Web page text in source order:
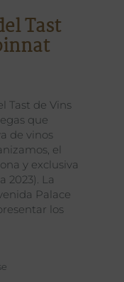
Tast
Tast de Vins
que
de vinos
el
y exclusiva
2023). La
Palace
los